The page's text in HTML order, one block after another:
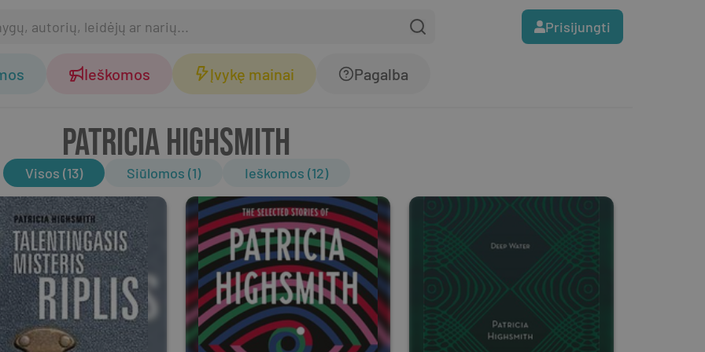
Prisijungti
Ieškomos Įvykę mainai Pagalba
PATRICIA HIGHSMITH
Visos (13) Siūlomos (1) Ieškomos (12)